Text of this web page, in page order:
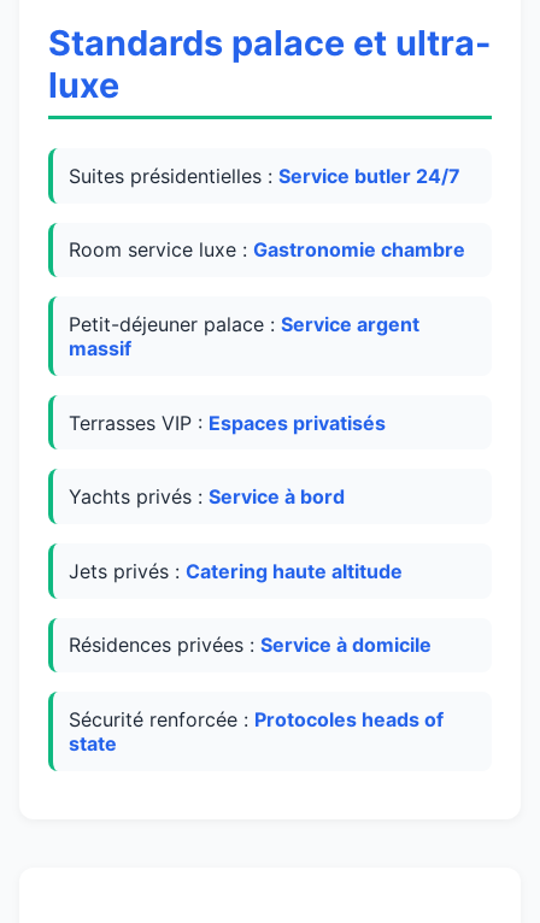
Standards palace et ultra-
luxe
Suites présidentielles : Service butler 24/7
Room service luxe : Gastronomie chambre
Petit-déjeuner palace : Service argent
massif
Terrasses VIP : Espaces privatisés
Yachts privés : Service à bord
Jets privés : Catering haute altitude
Résidences privées : Service à domicile
Sécurité renforcée : Protocoles heads of
state